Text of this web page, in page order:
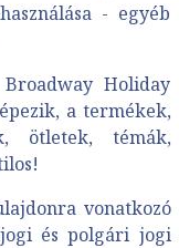
- egyéb
Holiday
a termékek,
ötletek, témák,
vonatkozó
és polgári jogi